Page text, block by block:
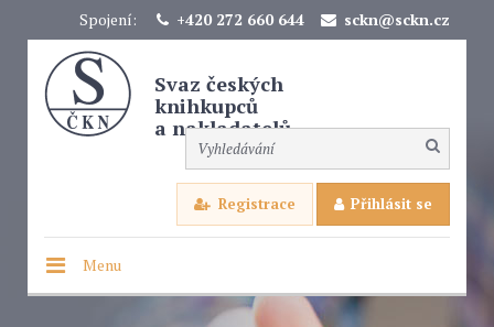
Spojení: +420 272 660 644 sckn@sckn.cz
Svaz českých
knihkupců
a nakladatelů
Registrace Přihlásit se
Menu